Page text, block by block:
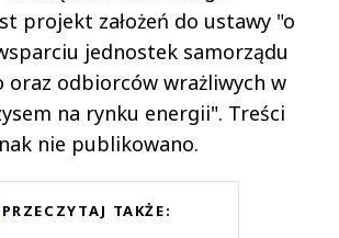
projekt założeń do ustawy "o
jednostek samorządu
odbiorców wrażliwych w
na rynku energii". Treści
nie publikowano.
PRZECZYTAJ TAKŻE: